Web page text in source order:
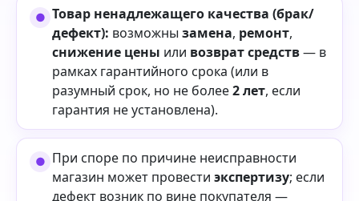
Товар ненадлежащего качества (брак/
дефект): возможны замена, ремонт,
снижение цены или возврат средств— в
рамках гарантийного срока (или в
разумный срок, но не более2 лет, если
гарантия не установлена).
При споре по причине неисправности
магазин может провести экспертизу; если
дефект возник по вине покупателя —